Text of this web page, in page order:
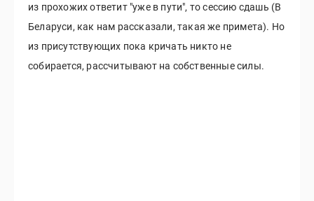
из прохожих ответит "уже в пути", то сессию сдашь (В
Беларуси, как нам рассказали, такая же примета). Но
из присутствующих пока кричать никто не
собирается, рассчитывают на собственные силы.